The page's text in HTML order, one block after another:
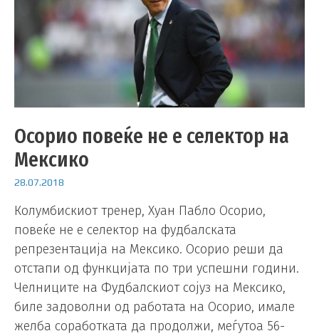
Осорио повеќе не е селектор на
Мексико
28.07.2018
Колумбискиот тренер, Хуан Пабло Осорио,
повеќе не е селектор на фудбалската
репрезентација на Мексико. Осорио реши да
отстапи од функцијата по три успешни години.
Челниците на Фудбалскиот сојуз на Мексико,
биле задоволни од работата на Осорио, имале
желба соработката да продолжи, меѓутоа 56-